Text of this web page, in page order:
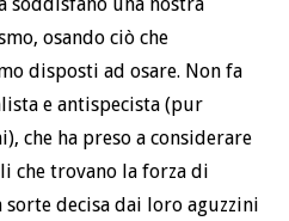
una nostra
osando ciò che
disposti ad osare. Non fa
e antispecista (pur
che ha preso a considerare
che trovano la forza di
decisa dai loro aguzzini